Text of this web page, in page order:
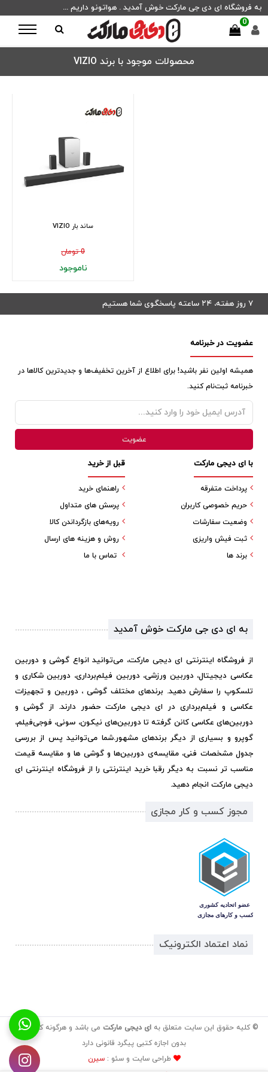
به فروشگاه ای دی جی مارکت خوش آمدید . هواتونو داریم ...
0
محصولات موجود با برند VIZIO
ساند بار VIZIO
0 تومان
ناموجود
۷ روز هفته، ۲۴ ساعته پاسخگوی شما هستیم
عضویت در خبرنامه
همیشه اولین نفر باشید! برای اطلاع از آخرین تخفیف‌ها و جدیدترین کالاها در
خبرنامه ثبت‌نام کنید.
قبل از خرید
راهنمای خرید
پرسش های متداول
رویه‌های بازگرداندن کالا
روش و هزینه های ارسال
تماس با ما
با ای دیجی مارکت
پرداخت متفرقه
حریم خصوصی کاربران
وضعیت سفارشات
ثبت فیش واریزی
برند ها
به ای دی جی مارکت خوش آمدید
از فروشگاه اینترنتی ای دیجی مارکت، می‌توانید انواع گوشی و دوربین
عکاسی دیجیتال، دوربین ورزشی، دوربین فیلم‌برداری، دوربین شکاری و
تلسکوپ را سفارش دهید. برندهای مختلف گوشی ، دوربین و تجهیزات
عکاسی و فیلم‌برداری در ای دیجی مارکت حضور دارند. از گوشی و
دوربین‌های عکاسی کانن گرفته تا دوربین‌های نیکون، سونی، فوجی‌فیلم،
گوپرو و بسیاری از دیگر برندهای مشهور.شما می‌توانید پس از بررسی
جدول مشخصات فنی، مقایسه‌ی دوربین‌ها و گوشی ها و مقایسه قیمت
مناسب تر نسبت به دیگر رقبا خرید اینترنتی را از فروشگاه اینترنتی ای
دیجی مارکت انجام دهید.
مجوز کسب و کار مجازی
نماد اعتماد الکترونیک
© کلیه حقوق این سایت متعلق به ای دیجی مارکت می باشد و هرگونه کپی برداری
بدون اجازه کتبی پیگرد قانونی دارد
طراحی سایت و سئو :سیرن